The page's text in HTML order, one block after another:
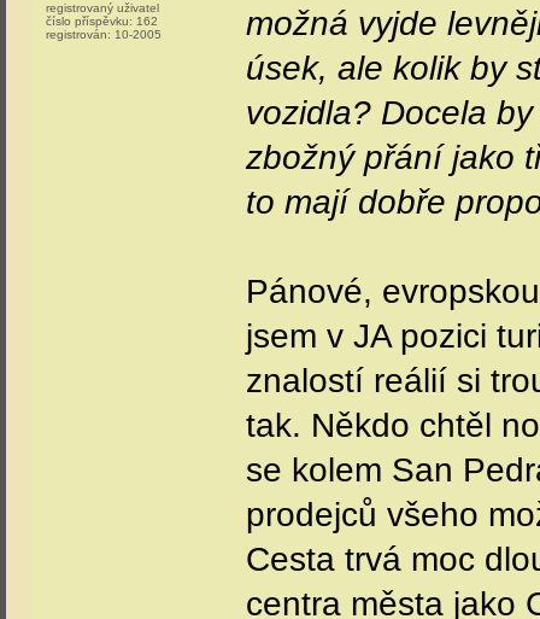
registrovaný uživatel
číslo příspěvku: 162
registrován: 10-2005
možná vyjde
úsek, ale kolik by
vozidla? Docela
zbožný přání jako
to mají dobře
Pánové,
jsem v JA pozici
znalostí reálií si
tak. Někdo chtěl
se kolem San
prodejců všeho
Cesta trvá moc
centra města jako